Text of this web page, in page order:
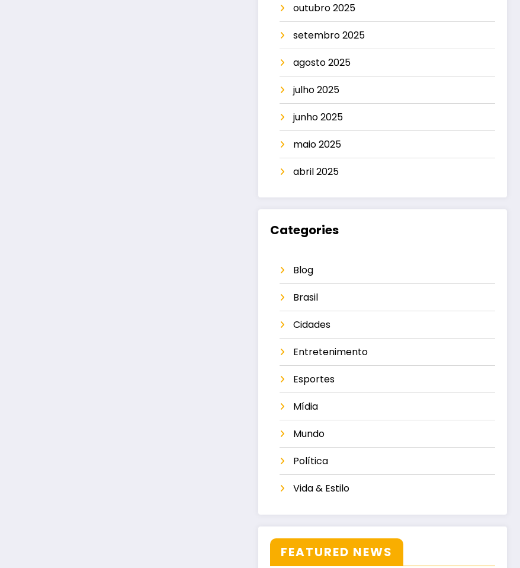
outubro 2025
setembro 2025
agosto 2025
julho 2025
junho 2025
maio 2025
abril 2025
Categories
Blog
Brasil
Cidades
Entretenimento
Esportes
Mídia
Mundo
Política
Vida & Estilo
FEATURED NEWS